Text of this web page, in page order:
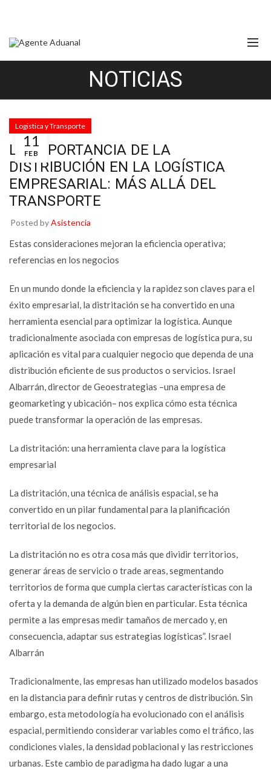
NOTICIAS
11
FEB
Logistica y Transporte
LA IMPORTANCIA DE LA
DISTRIBUCIÓN EN LA LOGÍSTICA
EMPRESARIAL: MÁS ALLÁ DEL
TRANSPORTE
Posted byAsistencia
Estas consideraciones mejoran la eficiencia operativa;
referencias en los negocios
En un mundo donde la eficiencia y la rapidez son claves para el
éxito empresarial, la distritación se ha convertido en una
herramienta esencial para optimizar la logística. Aunque
tradicionalmente asociada con empresas de logística pura, su
aplicación es vital para cualquier negocio que dependa de una
distribución eficiente de sus productos o servicios. Israel
Albarrán, director de Geoestrategias –una empresa de
geomarketing y ubicación– nos explica cómo esta técnica
puede transformar la operación de las empresas.
La distritación: una herramienta clave para la logística
empresarial
La distritación, una técnica de análisis espacial, se ha
convertido en un pilar fundamental para la planificación
territorial de los negocios.
La distritación no es otra cosa más que dividir territorios,
generar áreas de servicio o trade areas, segmentando
territorios de forma que cumpla ciertas características con la
oferta y la demanda de algún bien en particular. Esta técnica
permite a las empresas medir tamaños de mercado y, en
consecuencia, adaptar sus estrategias logísticas”. Israel
Albarrán
Tradicionalmente, las empresas han utilizado modelos basados
en la distancia para definir rutas y centros de distribución. Sin
embargo, esta metodología ha evolucionado con el análisis
espacial, permitiendo considerar variables como el tráfico, las
condiciones viales, la densidad poblacional y las restricciones
urbanas. Este cambio de paradigma ha dado lugar a una